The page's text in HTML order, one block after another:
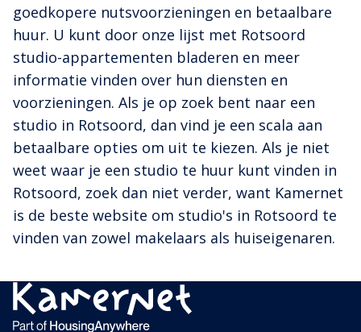
goedkopere nutsvoorzieningen en betaalbare
huur. U kunt door onze lijst met Rotsoord
studio-appartementen bladeren en meer
informatie vinden over hun diensten en
voorzieningen. Als je op zoek bent naar een
studio in Rotsoord, dan vind je een scala aan
betaalbare opties om uit te kiezen. Als je niet
weet waar je een studio te huur kunt vinden in
Rotsoord, zoek dan niet verder, want Kamernet
is de beste website om studio's in Rotsoord te
vinden van zowel makelaars als huiseigenaren.